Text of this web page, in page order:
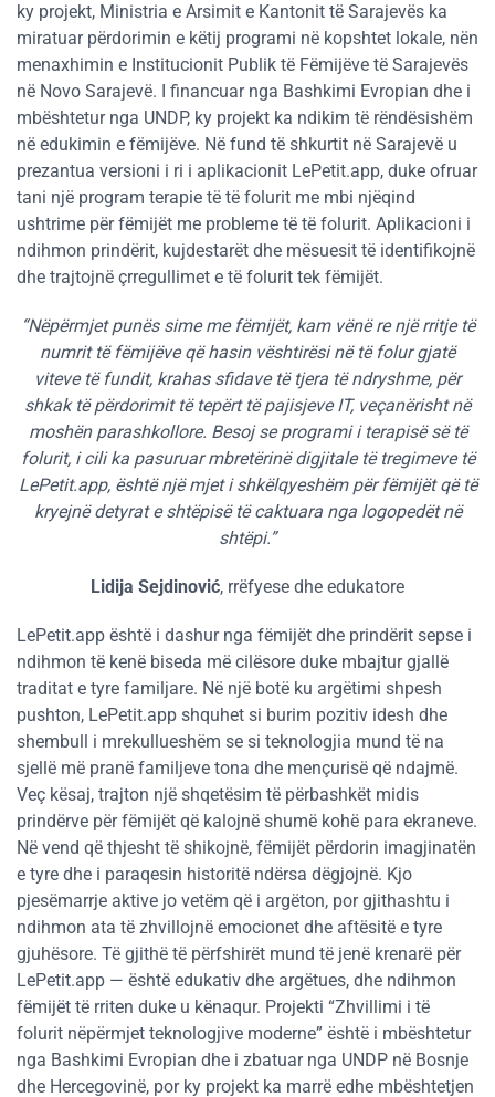
ky projekt, Ministria e Arsimit e Kantonit të Sarajevës ka
miratuar përdorimin e këtij programi në kopshtet lokale, nën
menaxhimin e Institucionit Publik të Fëmijëve të Sarajevës
në Novo Sarajevë. I financuar nga Bashkimi Evropian dhe i
mbështetur nga UNDP, ky projekt ka ndikim të rëndësishëm
në edukimin e fëmijëve. Në fund të shkurtit në Sarajevë u
prezantua versioni i ri i aplikacionit LePetit.app, duke ofruar
tani një program terapie të të folurit me mbi njëqind
ushtrime për fëmijët me probleme të të folurit. Aplikacioni i
ndihmon prindërit, kujdestarët dhe mësuesit të identifikojnë
dhe trajtojnë çrregullimet e të folurit tek fëmijët.
“Nëpërmjet punës sime me fëmijët, kam vënë re një rritje të
numrit të fëmijëve që hasin vështirësi në të folur gjatë
viteve të fundit, krahas sfidave të tjera të ndryshme, për
shkak të përdorimit të tepërt të pajisjeve IT, veçanërisht në
moshën parashkollore. Besoj se programi i terapisë së të
folurit, i cili ka pasuruar mbretërinë digjitale të tregimeve të
LePetit.app, është një mjet i shkëlqyeshëm për fëmijët që të
kryejnë detyrat e shtëpisë të caktuara nga logopedët në
shtëpi.”
Lidija Sejdinović, rrëfyese dhe edukatore
LePetit.app është i dashur nga fëmijët dhe prindërit sepse i
ndihmon të kenë biseda më cilësore duke mbajtur gjallë
traditat e tyre familjare. Në një botë ku argëtimi shpesh
pushton, LePetit.app shquhet si burim pozitiv idesh dhe
shembull i mrekullueshëm se si teknologjia mund të na
sjellë më pranë familjeve tona dhe mençurisë që ndajmë.
Veç kësaj, trajton një shqetësim të përbashkët midis
prindërve për fëmijët që kalojnë shumë kohë para ekraneve.
Në vend që thjesht të shikojnë, fëmijët përdorin imagjinatën
e tyre dhe i paraqesin historitë ndërsa dëgjojnë. Kjo
pjesëmarrje aktive jo vetëm që i argëton, por gjithashtu i
ndihmon ata të zhvillojnë emocionet dhe aftësitë e tyre
gjuhësore. Të gjithë të përfshirët mund të jenë krenarë për
LePetit.app — është edukativ dhe argëtues, dhe ndihmon
fëmijët të rriten duke u kënaqur. Projekti “Zhvillimi i të
folurit nëpërmjet teknologjive moderne” është i mbështetur
nga Bashkimi Evropian dhe i zbatuar nga UNDP në Bosnje
dhe Hercegovinë, por ky projekt ka marrë edhe mbështetjen